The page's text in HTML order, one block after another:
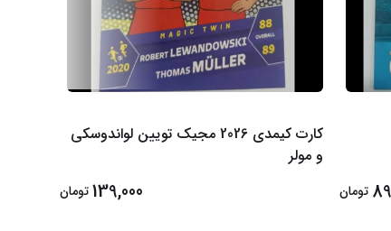
تومان
کارت کیمدی 2026 مجیک تویین لواندوسکی
و مولر
139,000تومان